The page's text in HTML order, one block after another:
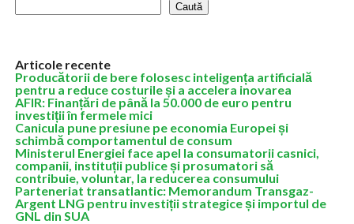
Caută
Articole recente
Producătorii de bere folosesc inteligența artificială
pentru a reduce costurile și a accelera inovarea
AFIR: Finanțări de până la 50.000 de euro pentru
investiții în fermele mici
Canicula pune presiune pe economia Europei și
schimbă comportamentul de consum
Ministerul Energiei face apel la consumatorii casnici,
companii, instituții publice și prosumatori să
contribuie, voluntar, la reducerea consumului
Parteneriat transatlantic: Memorandum Transgaz-
Argent LNG pentru investiții strategice și importul de
GNL din SUA